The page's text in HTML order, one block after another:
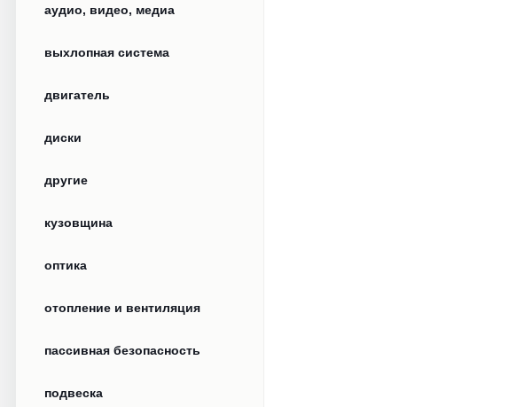
аудио, видео, медиа
выхлопная система
двигатель
диски
другие
кузовщина
оптика
отопление и вентиляция
пассивная безопасность
подвеска